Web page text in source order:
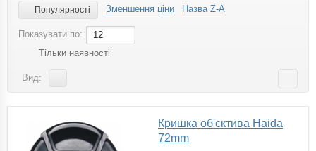
Популярності Зменшення ціни Назва Z-A
Показувати по:
12
Тільки наявності
Вид:
Кришка об'єктива Haida
72mm